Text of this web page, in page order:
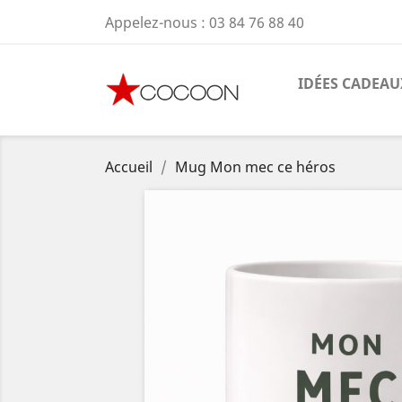
Appelez-nous : 03 84 76 88 40
IDÉES
Accueil Mug Mon mec ce héros